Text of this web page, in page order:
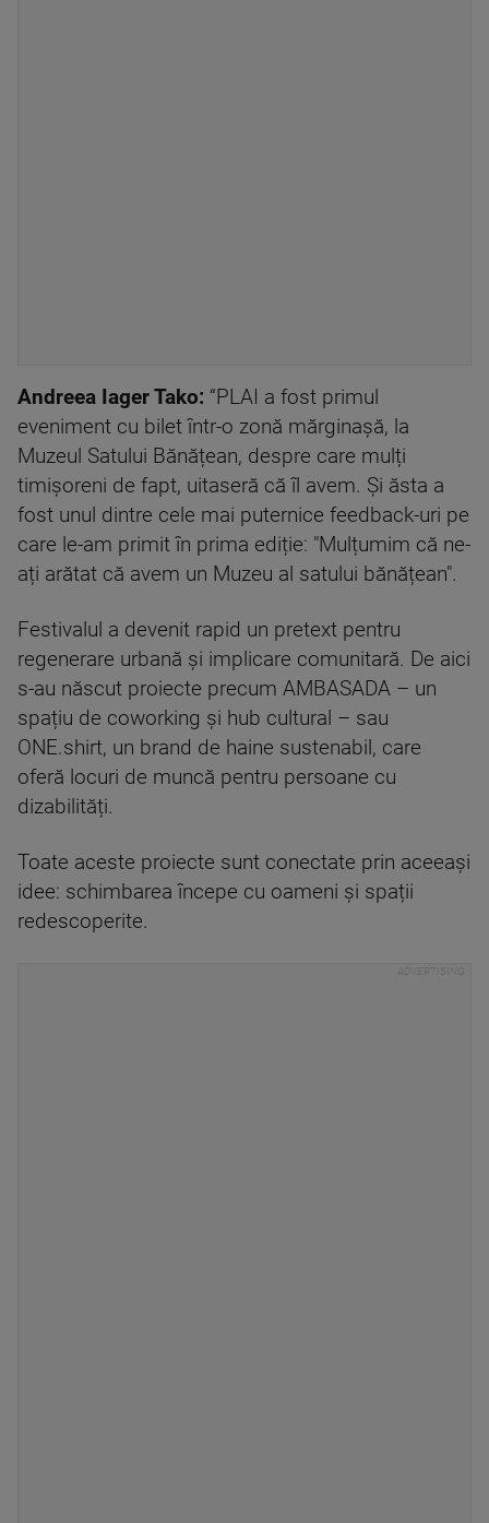
Andreea Iager Tako: “PLAI a fost primul
eveniment cu bilet într-o zonă mărginașă, la
Muzeul Satului Bănățean, despre care mulți
timișoreni de fapt, uitaseră că îl avem. Și ăsta a
fost unul dintre cele mai puternice feedback-uri pe
care le-am primit în prima ediție: "Mulțumim că ne-
ați arătat că avem un Muzeu al satului bănățean".
Festivalul a devenit rapid un pretext pentru
regenerare urbană și implicare comunitară. De aici
s-au născut proiecte precum AMBASADA – un
spațiu de coworking și hub cultural – sau
ONE.shirt, un brand de haine sustenabil, care
oferă locuri de muncă pentru persoane cu
dizabilități.
Toate aceste proiecte sunt conectate prin aceeași
idee: schimbarea începe cu oameni și spații
redescoperite.